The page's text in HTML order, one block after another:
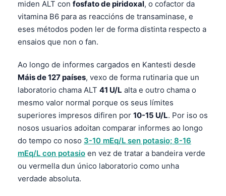
miden ALT con fosfato de piridoxal, o cofactor da
vitamina B6 para as reaccións de transaminase, e
eses métodos poden ler de forma distinta respecto a
ensaios que non o fan.
Ao longo de informes cargados en Kantesti desde
Máis de 127 países, vexo de forma rutinaria que un
laboratorio chama ALT 41 U/L alta e outro chama o
mesmo valor normal porque os seus límites
superiores impresos difiren por 10-15 U/L. Por iso os
nosos usuarios adoitan comparar informes ao longo
do tempo co noso 3-10 mEq/L sen potasio; 8-16
mEq/L con potasio en vez de tratar a bandeira verde
ou vermella dun único laboratorio como unha
verdade absoluta.